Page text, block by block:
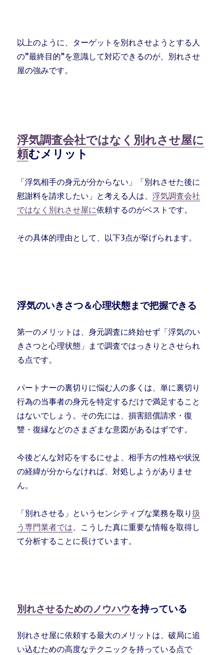
以上のように、ターゲットを別れさせようとする人
の”最終目的”を意識して対応できるのが、別れさせ
屋の強みです。
浮気調査会社ではなく別れさせ屋に
頼むメリット
「浮気相手の身元が分からない」「別れさせた後に
慰謝料を請求したい」と考える人は、浮気調査会社
ではなく別れさせ屋に依頼するのがベストです。
その具体的理由として、以下3点が挙げられます。
浮気のいきさつ＆心理状態まで把握できる
第一のメリットは、身元調査に終始せず「浮気のい
きさつと心理状態」まで調査ではっきりとさせられ
る点です。
パートナーの裏切りに悩む人の多くは、単に裏切り
行為の当事者の身元を特定するだけで満足すること
はないでしょう。その先には、損害賠償請求・復
讐・復縁などのさまざまな意図があるはずです。
今後どんな対応をするにせよ、相手方の性格や状況
の経緯が分からなければ、対処しようがありませ
ん。
「別れさせる」というセンシティブな業務を取り扱
う専門業者では、こうした真に重要な情報を取得し
て分析することに長けています。
別れさせるためのノウハウを持っている
別れさせ屋に依頼する最大のメリットは、破局に追
い込むための高度なテクニックを持っている点で